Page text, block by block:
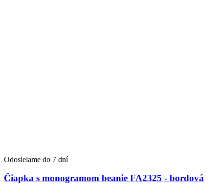
Odosielame do 7 dní
Čiapka s monogramom beanie FA2325 - bordová